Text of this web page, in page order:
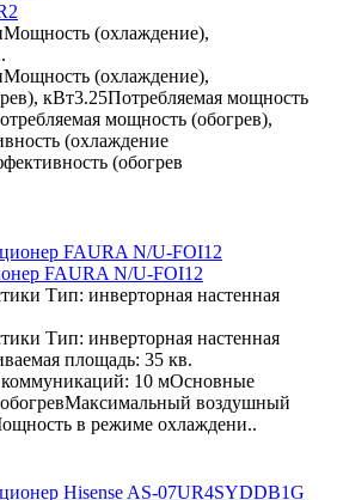
(охлаждение),
(охлаждение),
кВт3.25Потребляемая мощность
мощность (обогрев),
(охлаждение
(обогрев
FAURA N/U-FOI12
Тип: инверторная настенная
Тип: инверторная настенная
площадь: 35 кв.
10 мОсновные
воздушный
в режиме охлаждени..